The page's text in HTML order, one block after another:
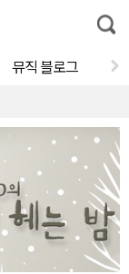
통
합
뮤직 블로그